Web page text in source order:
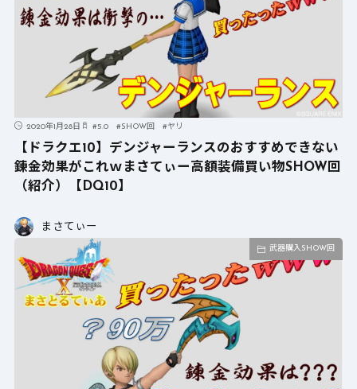
2020年1月28日 #5.0 #SHOW回 #ヤリ
【ドラクエ10】デンジャーランスのおすすめできない
錬金効果がこれｗまさてぃー高額装備買い物SHOW回
（紹介）【DQ10】
まさてぃー
武器購入SHOW回